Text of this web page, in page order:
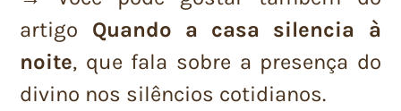
artigo Quando a casa silencia à
noite, que fala sobre a presença do
divino nos silêncios cotidianos.